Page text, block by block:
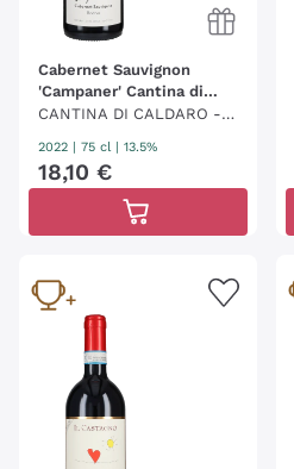
Cabernet Sauvignon
'Campaner' Cantina di
Caldaro Kaltern
CANTINA DI CALDARO - K
2022 | 75 cl | 13.5%
18,10 €